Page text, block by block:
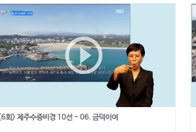
play_circle_outline
회> 제주수중비경 10선 - 06. 금덕이여